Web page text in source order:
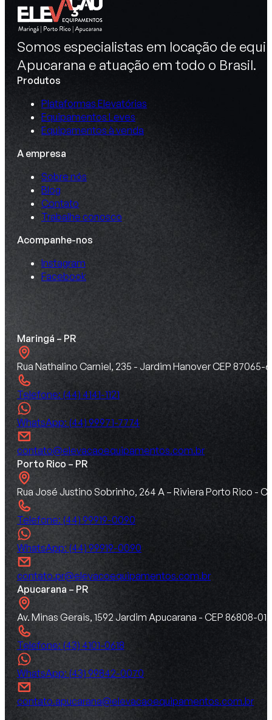
Somos especialistas em locação de
Apucarana e atuação em todo o Brasil.
Produtos
Plataformas Elevatórias
Equipamentos Leves
Equipamentos à venda
A empresa
Sobre nós
Blog
Contato
Trabalhe conosco
Acompanhe-nos
Instagram
Facebook
Maringá – PR
Rua Nathalino Carniel, 235 - Jardim Hanover CEP 87065-
Telefone: (44) 4141-1121
WhatsApp: (44) 99971-7774
contato@elevacaoequipamentos.com.br
Porto Rico – PR
Rua José Justino Sobrinho, 264 A – Riviera Porto Rico -
Telefone: (44) 99919-0090
WhatsApp: (44) 99919-0090
contato.pr@elevacoequipamentos.com.br
Apucarana – PR
Av. Minas Gerais, 1592 Jardim Apucarana - CEP 86808-015
Telefone: (43) 4101-0618
WhatsApp: (43) 99842-0070
contato.apucarana@elevacaoequipamentos.com.br